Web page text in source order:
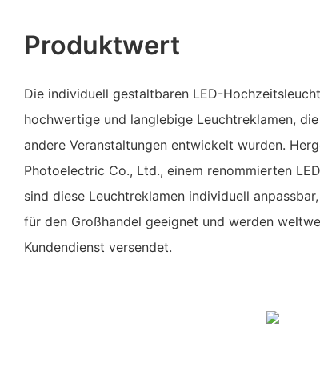
Produktwert
Die individuell gestaltbaren LED-
hochwertige und langlebige Leuchtreklamen,
andere Veranstaltungen entwickelt wurden.
Photoelectric Co., Ltd., einem renommierten
sind diese Leuchtreklamen individuell
für den Großhandel geeignet und werden
Kundendienst versendet.